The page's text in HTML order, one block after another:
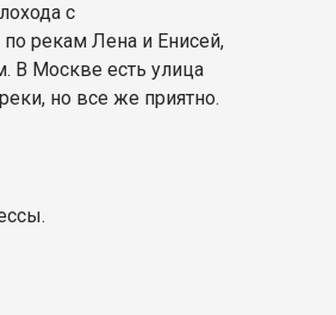
с
по рекам Лена и Енисей,
В Москве есть улица
но все же приятно.